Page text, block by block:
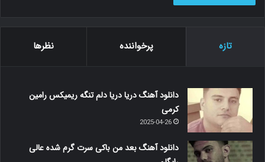
تازه پرخواننده نظرها
دانلود آهنگ دریا دریا دلم تنگه ریمیکس رامین
کرمی
2025-04-26
دانلود آهنگ بعد من باکی سرت گرم شده عالی